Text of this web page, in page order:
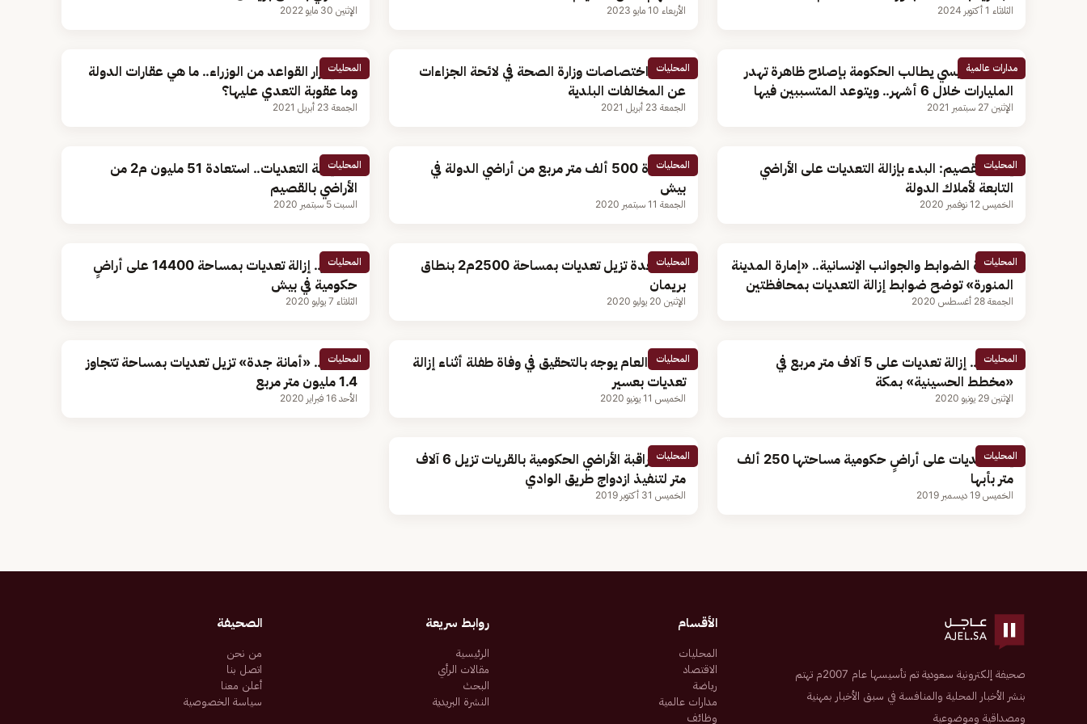
الثلاثاء 1 أكتوبر 2024 الأربعاء 10 مايو 2023 الإثنين 30 مايو 2022
مدارات عالمية
مصر.. السيسي يطالب الحكومة بإصلاح ظاهرة تهدر
المليارات خلال 6 أشهر.. ويتوعد المتسببين فيها
الإثنين 27 سبتمبر 2021
المحليات
تحديد اختصاصات وزارة الصحة في لائحة الجزاءات
عن المخالفات البلدية
الجمعة 23 أبريل 2021
المحليات
بعد إقرار القواعد من الوزراء.. ما هي عقارات الدولة
وما عقوبة التعدي عليها؟
الجمعة 23 أبريل 2021
المحليات
إمارة القصيم: البدء بإزالة التعديات على الأراضي
التابعة لأملاك الدولة
الخميس 12 نوفمبر 2020
المحليات
استعادة 500 ألف متر مربع من أراضي الدولة في
بيش
الجمعة 11 سبتمبر 2020
المحليات
بعد إزالة التعديات.. استعادة 51 مليون م2 من
الأراضي بالقصيم
السبت 5 سبتمبر 2020
المحليات
بمراعاة الضوابط والجوانب الإنسانية.. «إمارة المدينة
المنورة» توضح ضوابط إزالة التعديات بمحافظتين
الجمعة 28 أغسطس 2020
المحليات
أمانة جدة تزيل تعديات بمساحة 2500م2 بنطاق
بريمان
الإثنين 20 يوليو 2020
المحليات
بالصور.. إزالة تعديات بمساحة 14400 على أراضٍ
حكومية في بيش
الثلاثاء 7 يوليو 2020
المحليات
بالصور.. إزالة تعديات على 5 آلاف متر مربع في
«مخطط الحسينية» بمكة
الإثنين 29 يونيو 2020
المحليات
النائب العام يوجه بالتحقيق في وفاة طفلة أثناء إزالة
تعديات بعسير
الخميس 11 يونيو 2020
المحليات
بالصور.. «أمانة جدة» تزيل تعديات بمساحة تتجاوز
1.4 مليون متر مربع
الأحد 16 فبراير 2020
المحليات
إزالة تعديات على أراضٍ حكومية مساحتها 250 ألف
متر بأبها
الخميس 19 ديسمبر 2019
المحليات
لجنة مراقبة الأراضي الحكومية بالقريات تزيل 6 آلاف
متر لتنفيذ ازدواج طريق الوادي
الخميس 31 أكتوبر 2019
صحيفة إلكترونية سعودية تم تأسيسها عام 2007م تهتم
بنشر الأخبار المحلية والمنافسة في سبق الأخبار بمهنية
ومصداقية وموضوعية
الأقسام
المحليات
الاقتصاد
رياضة
مدارات عالمية
وظائف
روابط سريعة
الرئيسية
مقالات الرأي
البحث
النشرة البريدية
الصحيفة
من نحن
اتصل بنا
أعلن معنا
سياسة الخصوصية